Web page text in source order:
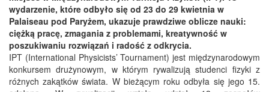
wydarzenie, które odbyło się od 23 do 29 kwietnia w
Palaiseau pod Paryżem, ukazuje prawdziwe oblicze nauki:
ciężką pracę, zmagania z problemami, kreatywność w
poszukiwaniu rozwiązań i radość z odkrycia.
IPT (International Physicists’ Tournament) jest międzynarodowym
konkursem drużynowym, w którym rywalizują studenci fizyki z
różnych zakątków świata. W bieżącym roku odbyła się jego 15.